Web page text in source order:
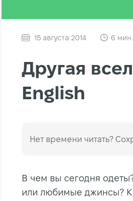
15 августа 2014 6
Другая
English
Нет времени читать?
В чем вы сегодня
или любимые джинсы?